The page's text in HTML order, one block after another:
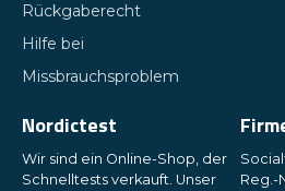
Rückgaberecht
Hilfe bei
Missbrauchsproblem
Nordictest
Wir sind ein Online-Shop, der
Schnelltests verkauft. Unser
Reg.-